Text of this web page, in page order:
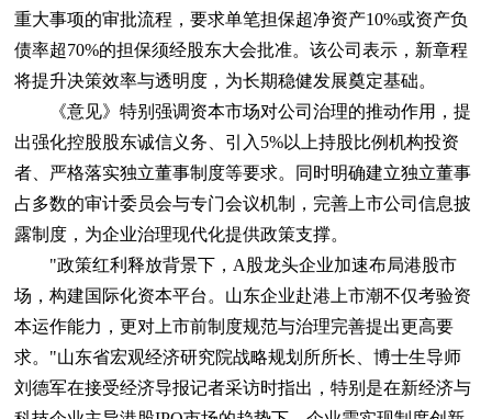
重大事项的审批流程，要求单笔担保超净资产10%或资产负
债率超70%的担保须经股东大会批准。该公司表示，新章程
将提升决策效率与透明度，为长期稳健发展奠定基础。
《意见》特别强调资本市场对公司治理的推动作用，提
出强化控股股东诚信义务、引入5%以上持股比例机构投资
者、严格落实独立董事制度等要求。同时明确建立独立董事
占多数的审计委员会与专门会议机制，完善上市公司信息披
露制度，为企业治理现代化提供政策支撑。
"政策红利释放背景下，A股龙头企业加速布局港股市
场，构建国际化资本平台。山东企业赴港上市潮不仅考验资
本运作能力，更对上市前制度规范与治理完善提出更高要
求。"山东省宏观经济研究院战略规划所所长、博士生导师
刘德军在接受经济导报记者采访时指出，特别是在新经济与